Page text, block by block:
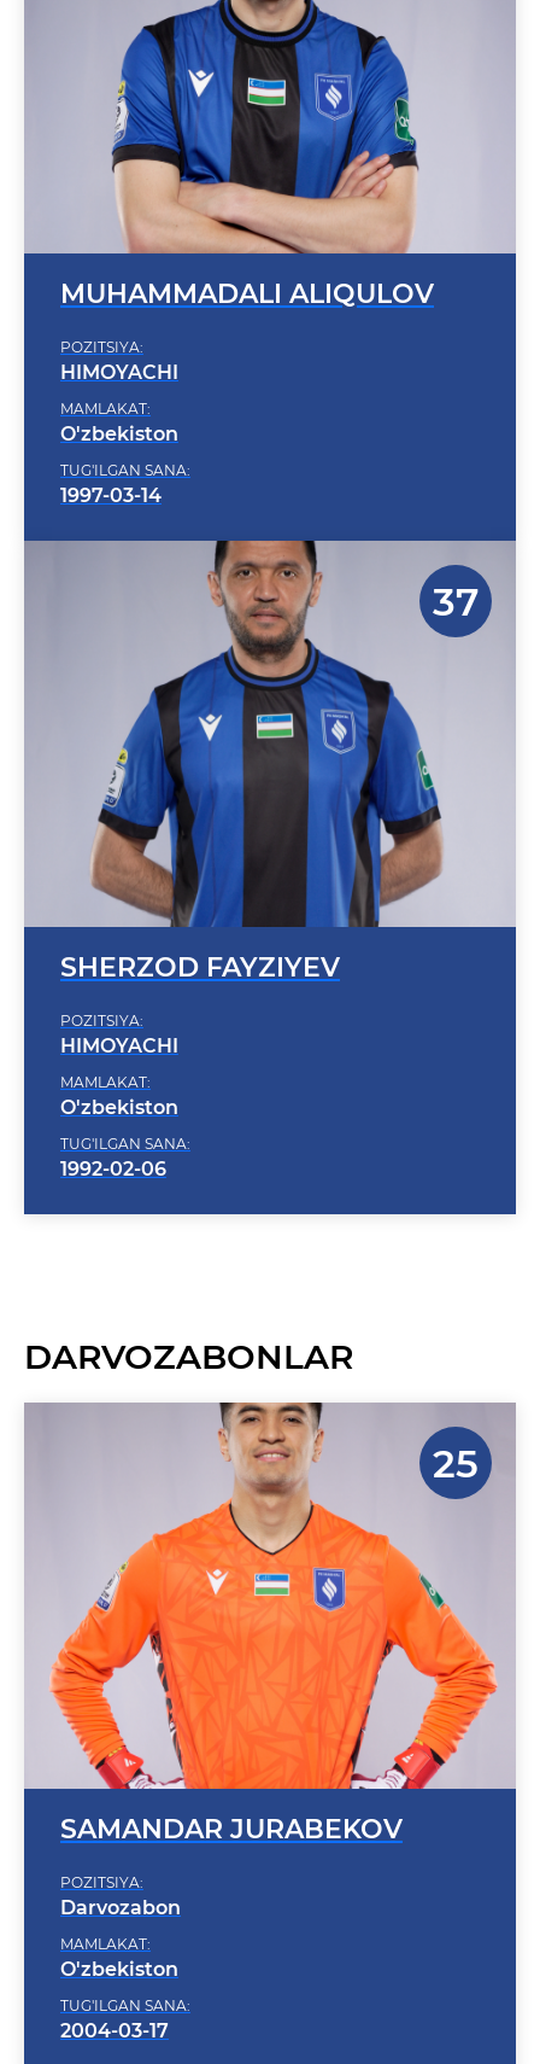
MUHAMMADALI ALIQULOV
HIMOYACHI
MAMLAKAT:
O'zbekiston
TUG'ILGAN SANA:
1997-03-14
SHERZOD FAYZIYEV
HIMOYACHI
MAMLAKAT:
O'zbekiston
TUG'ILGAN SANA:
1992-02-06
SAMANDAR JURABEKOV
Darvozabon
MAMLAKAT:
O'zbekiston
TUG'ILGAN SANA:
2004-03-17